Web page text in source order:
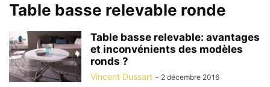
Table basse relevable ronde
Table basse relevable: avantages
et inconvénients des modèles
ronds ?
Vincent Dussart - 2 décembre 2016